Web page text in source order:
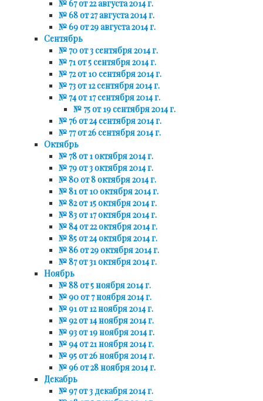
№ 67 от 22 августа 2014 г.
№ 68 от 27 августа 2014 г.
№ 69 от 29 августа 2014 г.
Сентябрь
№ 70 от 3 сентября 2014 г.
№ 71 от 5 сентября 2014 г.
№ 72 от 10 сентября 2014 г.
№ 73 от 12 сентября 2014 г.
№ 74 от 17 сентября 2014 г.
№ 75 от 19 сентября 2014 г.
№ 76 от 24 сентября 2014 г.
№ 77 от 26 сентября 2014 г.
Октябрь
№ 78 от 1 октября 2014 г.
№ 79 от 3 октября 2014 г.
№ 80 от 8 октября 2014 г.
№ 81 от 10 октября 2014 г.
№ 82 от 15 октября 2014 г.
№ 83 от 17 октября 2014 г.
№ 84 от 22 октября 2014 г.
№ 85 от 24 октября 2014 г.
№ 86 от 29 октября 2014 г.
№ 87 от 31 октября 2014 г.
Ноябрь
№ 88 от 5 ноября 2014 г.
№ 90 от 7 ноября 2014 г.
№ 91 от 12 ноября 2014 г.
№ 92 от 14 ноября 2014 г.
№ 93 от 19 ноября 2014 г.
№ 94 от 21 ноября 2014 г.
№ 95 от 26 ноября 2014 г.
№ 96 от 28 ноября 2014 г.
Декабрь
№ 97 от 3 декабря 2014 г.